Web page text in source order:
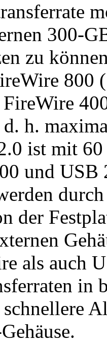
300-
zu
800
h.
ist mit
und USB
der
als auch
in